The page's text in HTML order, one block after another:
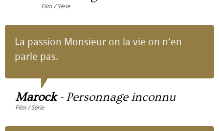
Film / Série
La passion Monsieur on la vie on n'en
parle pas.
Marock- Personnage inconnu
Film / Série